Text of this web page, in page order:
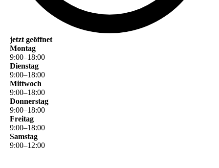
jetzt geöffnet
Montag
9:00–18:00
Dienstag
9:00–18:00
Mittwoch
9:00–18:00
Donnerstag
9:00–18:00
Freitag
9:00–18:00
Samstag
9:00–12:00